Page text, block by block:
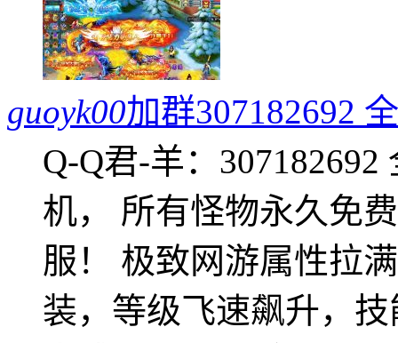
guoyk00加群307182692
Q-Q君-羊：
机， 所有怪物永久免
服！ 极致网游属性拉
装，等级飞速飙升，